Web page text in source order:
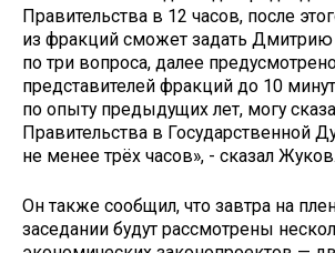
Правительства в 12 часов, после
из фракций сможет задать
по три вопроса, далее
представителей фракций до 10
по опыту предыдущих лет, могу
Правительства в Государственной
не менее трёх часов», - сказал Жуков.
Он также сообщил, что завтра на
заседании будут рассмотрены